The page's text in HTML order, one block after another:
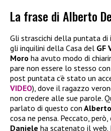
La frase di Alberto
Gli strascichi della puntata
gli inquilini della Casa del GF
Moro ha avuto modo di
pare non essere lo stesso con
post puntata c’è stato un
VIDEO), dove il ragazzo
non credere alle sue parole.
parlato di questo con
cosa ne pensa. Peccato,
Daniele ha scatenato il web.